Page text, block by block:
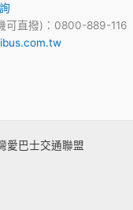
可直撥)：0800-889-116
巴士交通聯盟